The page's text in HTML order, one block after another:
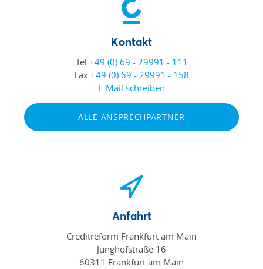
Kontakt
Tel +49 (0) 69 - 29991 - 111
Fax +49 (0) 69 - 29991 - 158
E-Mail schreiben
ALLE ANSPRECHPARTNER
Anfahrt
Creditreform Frankfurt am Main
Junghofstraße 16
60311 Frankfurt am Main